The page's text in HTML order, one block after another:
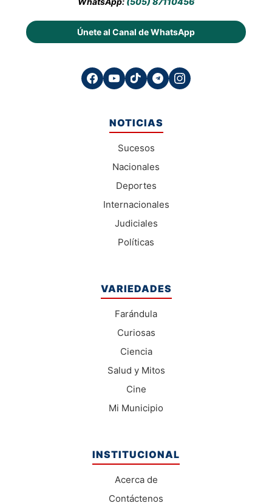
Únete al Canal de WhatsApp
NOTICIAS
Sucesos
Nacionales
Deportes
Internacionales
Judiciales
Políticas
VARIEDADES
Farándula
Curiosas
Ciencia
Salud y Mitos
Cine
Mi Municipio
INSTITUCIONAL
Acerca de
Contáctenos